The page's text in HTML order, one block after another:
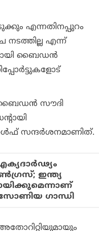
എന്നതിനപ്പുറം
നടത്തില്ല എന്ന്
ബൈഡന്‍
ബൈഡന്‍ സൗദി
സന്ദര്‍ശനമാണിത്.
ഇന്ത്യ
ഗാന്ധി